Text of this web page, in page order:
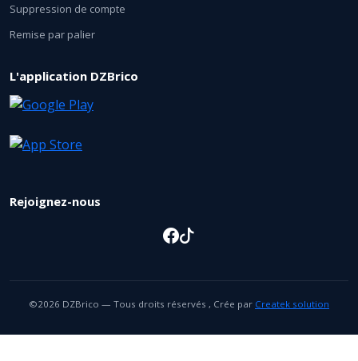
Suppression de compte
Remise par palier
L'application DZBrico
Rejoignez-nous
©2026 DZBrico — Tous droits réservés , Crée par Createk solution